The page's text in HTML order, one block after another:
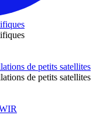
de petits satellites
de petits satellites